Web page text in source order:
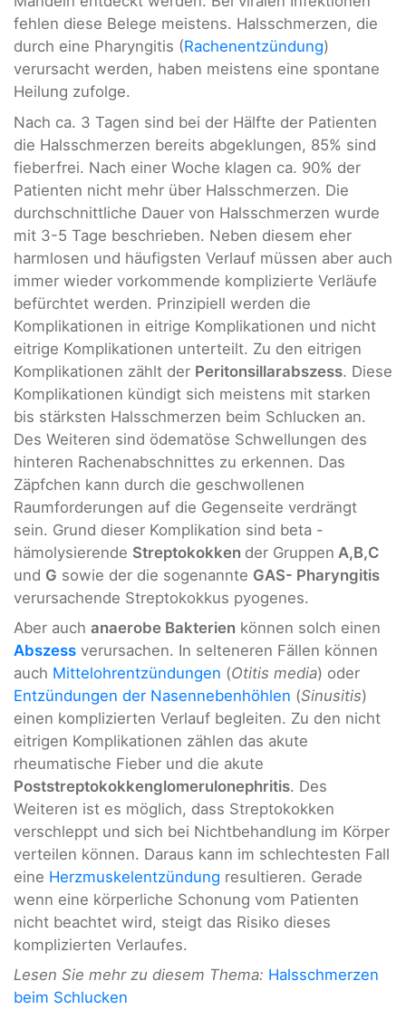
fehlen diese Belege meistens. Halsschmerzen, die
durch eine Pharyngitis (Rachenentzündung)
verursacht werden, haben meistens eine spontane
Heilung zufolge.
Nach ca. 3 Tagen sind bei der Hälfte der Patienten
die Halsschmerzen bereits abgeklungen, 85% sind
fieberfrei. Nach einer Woche klagen ca. 90% der
Patienten nicht mehr über Halsschmerzen. Die
durchschnittliche Dauer von Halsschmerzen wurde
mit 3-5 Tage beschrieben. Neben diesem eher
harmlosen und häufigsten Verlauf müssen aber auch
immer wieder vorkommende komplizierte Verläufe
befürchtet werden. Prinzipiell werden die
Komplikationen in eitrige Komplikationen und nicht
eitrige Komplikationen unterteilt. Zu den eitrigen
Komplikationen zählt der Peritonsillarabszess. Diese
Komplikationen kündigt sich meistens mit starken
bis stärksten Halsschmerzen beim Schlucken an.
Des Weiteren sind ödematöse Schwellungen des
hinteren Rachenabschnittes zu erkennen. Das
Zäpfchen kann durch die geschwollenen
Raumforderungen auf die Gegenseite verdrängt
sein. Grund dieser Komplikation sind beta -
hämolysierende Streptokokken der Gruppen A,B,C
und G sowie der die sogenannte GAS- Pharyngitis
verursachende Streptokokkus pyogenes.
Aber auch anaerobe Bakterien können solch einen
Abszess verursachen. In selteneren Fällen können
auch Mittelohrentzündungen (Otitis media) oder
Entzündungen der Nasennebenhöhlen (Sinusitis)
einen komplizierten Verlauf begleiten. Zu den nicht
eitrigen Komplikationen zählen das akute
rheumatische Fieber und die akute
Poststreptokokkenglomerulonephritis. Des
Weiteren ist es möglich, dass Streptokokken
verschleppt und sich bei Nichtbehandlung im Körper
verteilen können. Daraus kann im schlechtesten Fall
eine Herzmuskelentzündung resultieren. Gerade
wenn eine körperliche Schonung vom Patienten
nicht beachtet wird, steigt das Risiko dieses
komplizierten Verlaufes.
Lesen Sie mehr zu diesem Thema: Halsschmerzen
beim Schlucken